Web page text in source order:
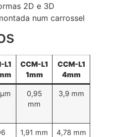
2D e 3D
num carrossel
L1
CCM-L1
1mm
CCM-L1
4mm
0,95
mm
3,9 mm
1,91 mm
4,78 mm